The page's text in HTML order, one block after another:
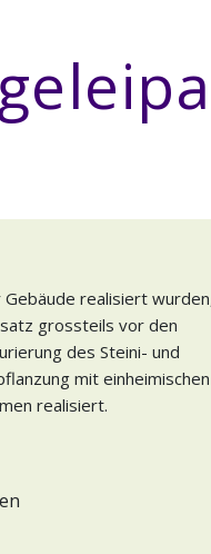
realisiert
grossteils vor den
des Steini- und
mit
realisiert.